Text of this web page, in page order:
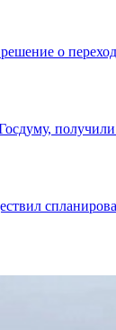
о